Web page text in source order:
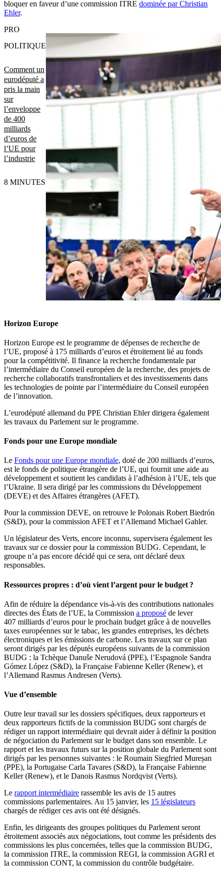
bloquer en faveur d’une commission ITRE dominée par Christian
Ehler.
Comment un
eurodéputé a
pris la main
sur
l’enveloppe
de 400
milliards
d’euros de
l’UE pour
l’industrie
PRO
POLITIQUE
8 MINUTES
Horizon Europe
Horizon Europe est le programme de dépenses de recherche de
l’UE, proposé à 175 milliards d’euros et étroitement lié au fonds
pour la compétitivité. Il finance la recherche fondamentale par
l’intermédiaire du Conseil européen de la recherche, des projets de
recherche collaboratifs transfrontaliers et des investissements dans
les technologies de pointe par l’intermédiaire du Conseil européen
de l’innovation.
L’eurodéputé allemand du PPE Christian Ehler dirigera également
les travaux du Parlement sur le programme.
Fonds pour une Europe mondiale
Le Fonds pour une Europe mondiale, doté de 200 milliards d’euros,
est le fonds de politique étrangère de l’UE, qui fournit une aide au
développement et soutient les candidats à l’adhésion à l’UE, tels que
l’Ukraine. Il sera dirigé par les commissions du Développement
(DEVE) et des Affaires étrangères (AFET).
Pour la commission DEVE, on retrouve le Polonais Robert Biedrón
(S&D), pour la commission AFET et l’Allemand Michael Gahler.
Un législateur des Verts, encore inconnu, supervisera également les
travaux sur ce dossier pour la commission BUDG. Cependant, le
groupe n’a pas encore décidé qui ce sera, ont déclaré deux
responsables.
Ressources propres : d’où vient l’argent pour le budget ?
Afin de réduire la dépendance vis-à-vis des contributions nationales
directes des États de l’UE, la Commission a proposé de lever
407 milliards d’euros pour le prochain budget grâce à de nouvelles
taxes européennes sur le tabac, les grandes entreprises, les déchets
électroniques et les émissions de carbone. Les travaux sur ce plan
seront dirigés par les députés européens suivants de la commission
BUDG : la Tchèque Danuše Nerudová (PPE), l’Espagnole Sandra
Gómez López (S&D), la Française Fabienne Keller (Renew), et
l’Allemand Rasmus Andresen (Verts).
Vue d’ensemble
Outre leur travail sur les dossiers spécifiques, deux rapporteurs et
deux rapporteurs fictifs de la commission BUDG sont chargés de
rédiger un rapport intermédiaire qui devrait aider à définir la position
de négociation du Parlement sur le budget dans son ensemble. Le
rapport et les travaux futurs sur la position globale du Parlement sont
dirigés par les personnes suivantes : le Roumain Siegfried Mureșan
(PPE), la Portugaise Carla Tavares (S&D), la Française Fabienne
Keller (Renew), et le Danois Rasmus Nordqvist (Verts).
Le rapport intermédiaire rassemble les avis de 15 autres
commissions parlementaires. Au 15 janvier, les 15 législateurs
chargés de rédiger ces avis ont été désignés.
Enfin, les dirigeants des groupes politiques du Parlement seront
étroitement associés aux négociations, tout comme les présidents des
commissions les plus concernées, telles que la commission BUDG,
la commission ITRE, la commission REGI, la commission AGRI et
la commission CONT, la commission du contrôle budgétaire.